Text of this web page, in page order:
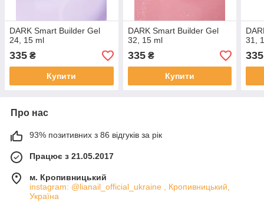
DARK Smart Builder Gel
24, 15 ml
335 ₴
Купити
DARK Smart Builder Gel
32, 15 ml
335₴
Купити
31,
335
Про нас
93% позитивних з 86 відгуків за рік
Працює з 21.05.2017
м. Кропивницький
instagram: @lianail_official_ukraine , Кропивницький,
Україна